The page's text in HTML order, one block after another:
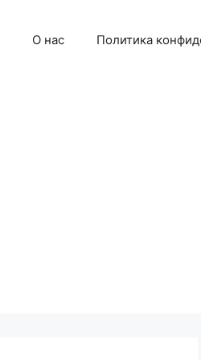
О нас Политика